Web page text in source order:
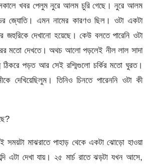
সকালে খবর পেলুম নুরে আলম চুরি গেছে। নুরে আলম
জ্যোতি। এমন নামের কারণও ছিল। ওটা একটা
জহুরিকে দেখানো হয়েছে। কেউ বলতে পারেনি ওটা
মতো দেখতে। অথচ আলো পড়লেই নীল লাল সাদা
ঠিকরে পড়ত আর সেই রশ্মিগুলো চর্কির মতো ঘুরত।
দেখিয়েছিলুম। তিনিও চিনতে পারেননি ওটা কী
সময়টা মাঝরাতে পাহাড় থেকে একটা ঝোড়ো হাওয়া
এটা দেখা যায়। ২৫ মার্চ রাতে ঝড়টা যখন আসে,